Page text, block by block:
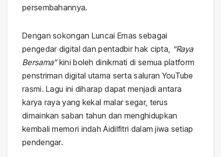
persembahannya.
Dengan sokongan Luncai Emas sebagai
pengedar digital dan pentadbir hak cipta, “Raya
Bersama”kini boleh dinikmati di semua platform
penstriman digital utama serta saluran YouTube
rasmi. Lagu ini diharap dapat menjadi antara
karya raya yang kekal malar segar, terus
dimainkan saban tahun dan menghidupkan
kembali memori indah Aidilfitri dalam jiwa setiap
pendengar.